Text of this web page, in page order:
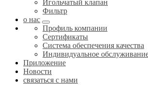
Игольчатый клапан
Фильтр
о нас
Профиль компании
Сертификаты
Система обеспечения качества
Индивидуальное
Приложение
Новости
связаться с нами